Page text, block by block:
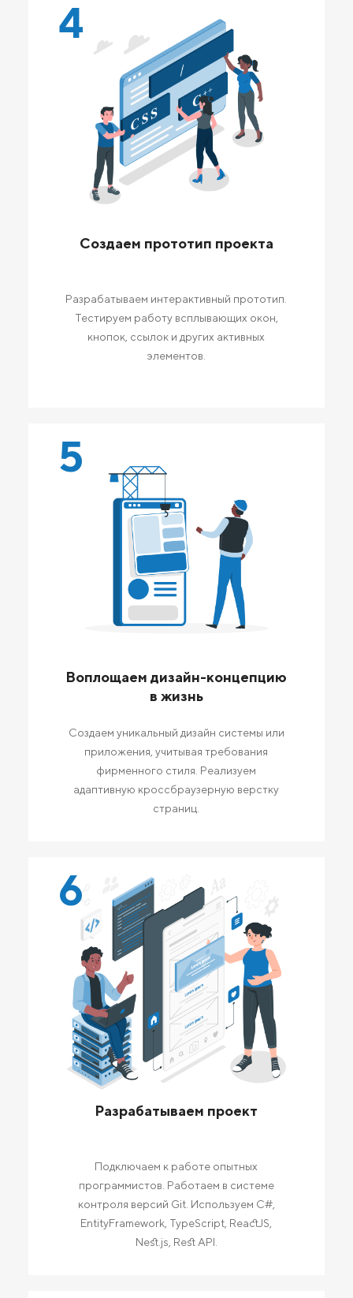
4
Создаем прототип проекта
Разрабатываем интерактивный прототип.
Тестируем работу всплывающих окон,
кнопок, ссылок и других активных
элементов.
5
Воплощаем дизайн-концепцию
в жизнь
Создаем уникальный дизайн системы или
приложения, учитывая требования
фирменного стиля. Реализуем
адаптивную кроссбраузерную верстку
страниц.
6
Разрабатываем проект
Подключаем к работе опытных
программистов. Работаем в системе
контроля версий Git. Используем C#,
EntityFramework, TypeScript, ReactJS,
Nest.js, Rest API.